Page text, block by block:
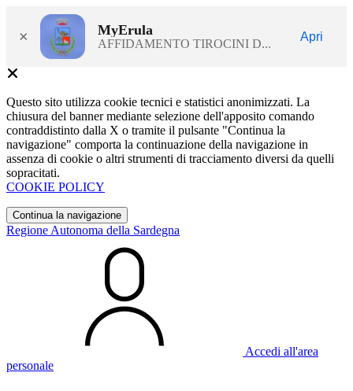
× MyErula
AFFIDAMENTO TIROCINI D...
Apri
Questo sito utilizza cookie tecnici e statistici anonimizzati. La
chiusura del banner mediante selezione dell'apposito comando
contraddistinto dalla X o tramite il pulsante "Continua la
navigazione" comporta la continuazione della navigazione in
assenza di cookie o altri strumenti di tracciamento diversi da quelli
sopracitati.
COOKIE POLICY
Continua la navigazione
Regione Autonoma della Sardegna
Accedi all'area
personale